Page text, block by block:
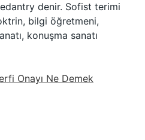
denir. Sofist terimi
bilgi öğretmeni,
konuşma sanatı
Onayı Ne Demek